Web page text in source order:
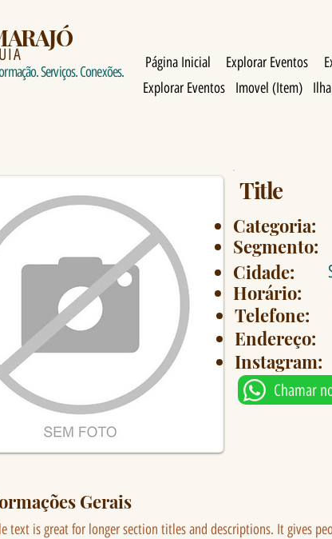
Página Inicial Explorar Eventos
Explorar Eventos
Imovel (Item)
Serviços. Conexões.
Title
Segmento:
Categoria:
Cidade:
Horário:
Telefone:
Instagram:
Endereço:
Chamar
Gerais
text is great for longer section titles and descriptions. It gives